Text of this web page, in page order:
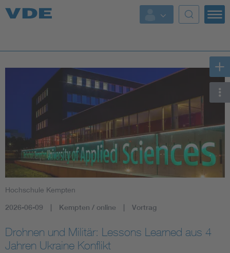
Key Topics
Key Topics
Energy
Standardization
AI & Digital Trust
Health
Artificial Intelligence
Hochschule Kempten
2026-06-09 Kempten / online Vortrag
Drohnen und Militär: Lessons Learned aus 4
Jahren Ukraine Konflikt